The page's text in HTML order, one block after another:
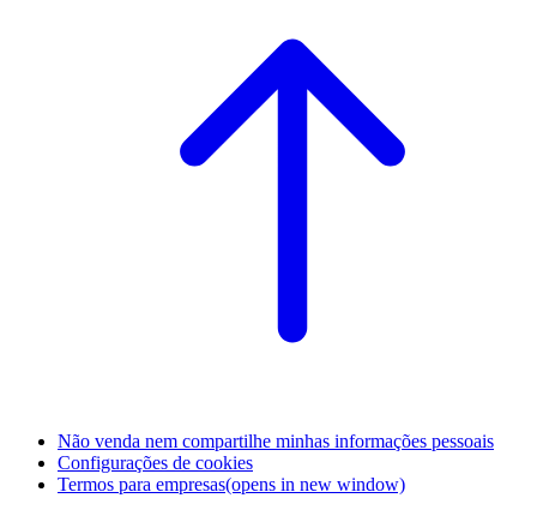
Não venda nem compartilhe minhas informações pessoais
Configurações de cookies
Termos para empresas(opens in new window)